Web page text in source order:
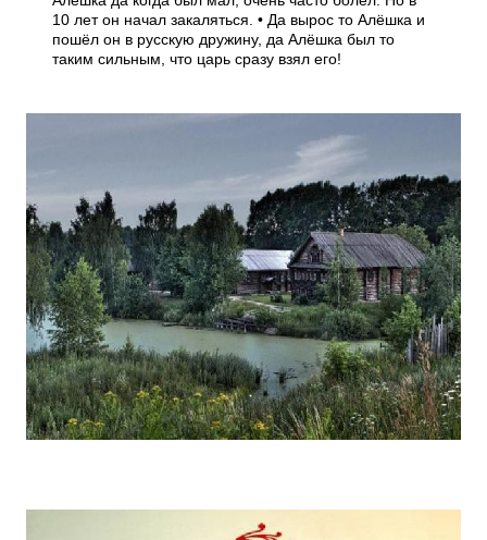
10 лет он начал закаляться. • Да вырос то Алёшка и
пошёл он в русскую дружину, да Алёшка был то
таким сильным, что царь сразу взял его!